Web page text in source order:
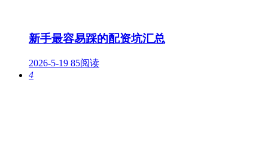
新手最容易踩的配资坑汇总
2026-5-19 85阅读
4